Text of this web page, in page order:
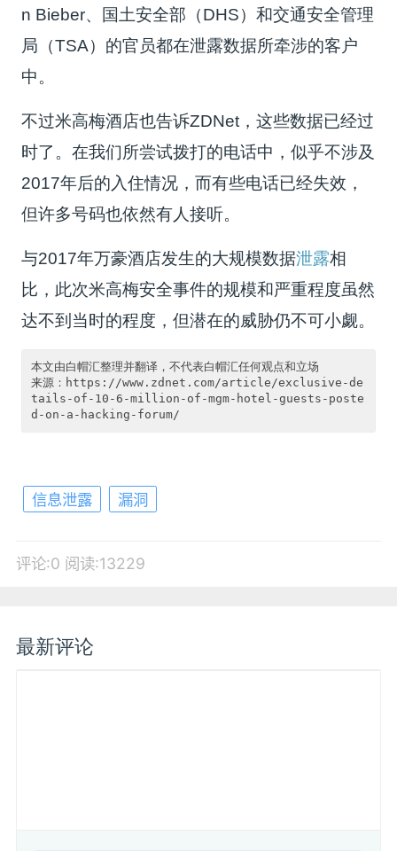
n Bieber、国土安全部（DHS）和交通安全管理
局（TSA）的官员都在泄露数据所牵涉的客户
中。
不过米高梅酒店也告诉ZDNet，这些数据已经过
时了。在我们所尝试拨打的电话中，似乎不涉及
2017年后的入住情况，而有些电话已经失效，
但许多号码也依然有人接听。
与2017年万豪酒店发生的大规模数据泄露相
比，此次米高梅安全事件的规模和严重程度虽然
达不到当时的程度，但潜在的威胁仍不可小觑。
本文由白帽汇整理并翻译，不代表白帽汇任何观点和立场
来源：https://www.zdnet.com/article/exclusive-de
tails-of-10-6-million-of-mgm-hotel-guests-poste
信息泄露 漏洞
评论:0 阅读:13229
最新评论